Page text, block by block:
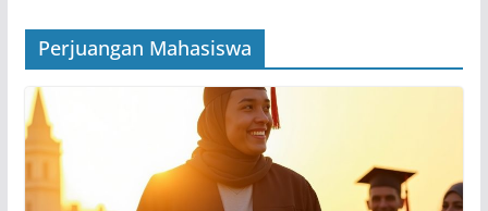
Perjuangan Mahasiswa